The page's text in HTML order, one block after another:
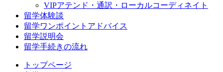
VIPアテンド・通訳・ローカルコーディネイト
留学体験談
留学ワンポイントアドバイス
留学説明会
留学手続きの流れ
トップページ